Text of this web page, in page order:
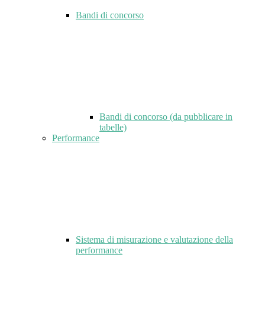
Bandi di concorso
Bandi di concorso (da pubblicare in
tabelle)
Performance
Sistema di misurazione e valutazione della
performance